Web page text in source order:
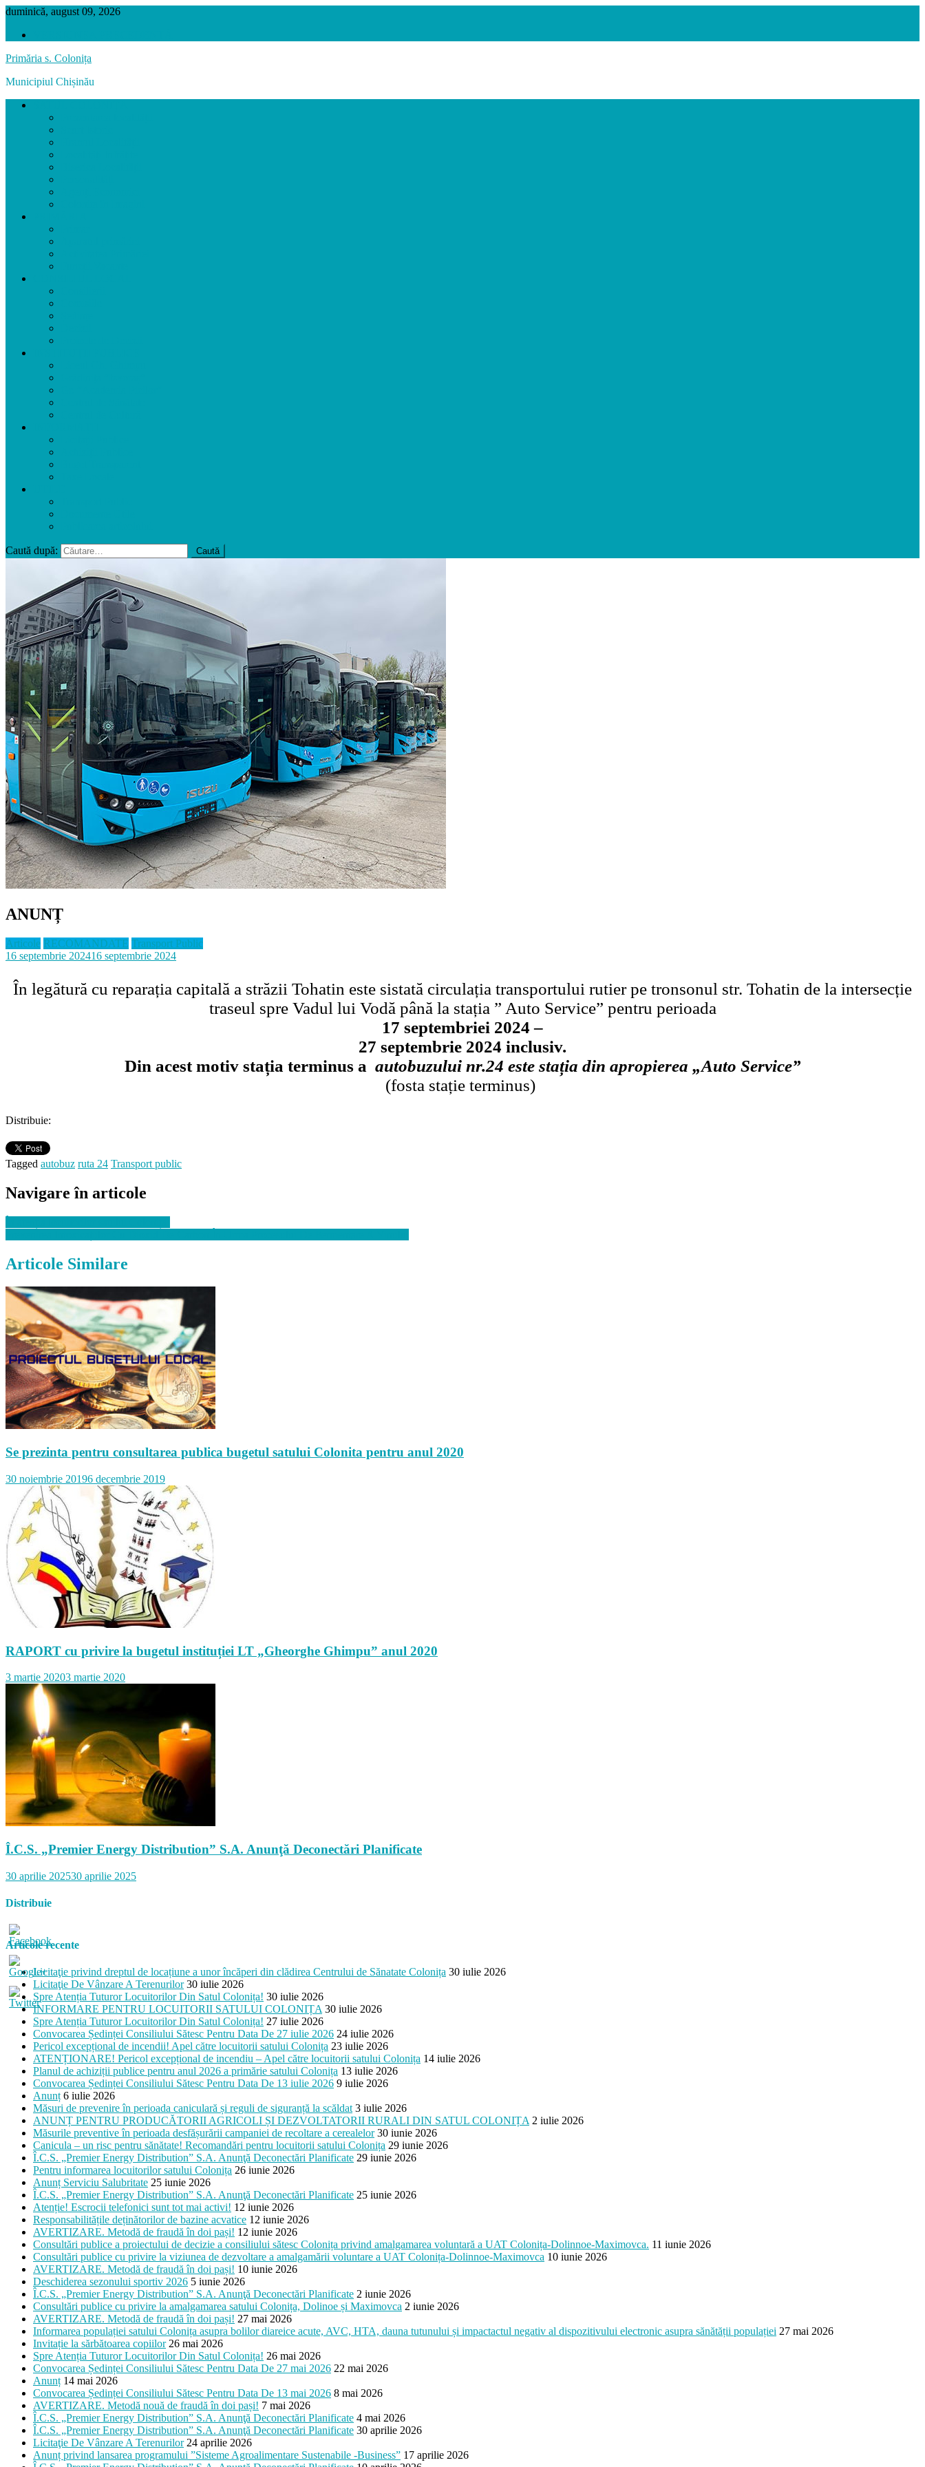
duminică, august 09, 2026
Primăria s. Colonița
Municipiul Chișinău
Caută după:
ANUNȚ
Articole RECOMANDATE Transport Public
16 septembrie 202416 septembrie 2024
În legătură cu reparația capitală a străzii Tohatin este sistată circulația transportului rutier pe tronsonul str. Tohatin de la intersecție
traseul spre Vadul lui Vodă până la stația ” Auto Service” pentru perioada
17 septembriei 2024 –
27 septembrie 2024 inclusiv.
Din acest motiv stația terminus a autobuzului nr.24 este stația din apropierea „Auto Service”
(fosta stație terminus)
Distribuie:
Tagged autobuz ruta 24 Transport public
Navigare în articole
Articole Similare
Se prezinta pentru consultarea publica bugetul satului Colonita pentru anul 2020
30 noiembrie 20196 decembrie 2019
RAPORT cu privire la bugetul instituției LT „Gheorghe Ghimpu” anul 2020
3 martie 20203 martie 2020
Î.C.S. „Premier Energy Distribution” S.A. Anunţă Deconectări Planificate
30 aprilie 202530 aprilie 2025
Distribuie
articole/anunt-
Articole recente
Licitaţie privind dreptul de locațiune a unor încăperi din clădirea Centrului de Sănatate Colonița 30 iulie 2026
Licitaţie De Vânzare A Terenurilor 30 iulie 2026
Spre Atenția Tuturor Locuitorilor Din Satul Colonița! 30 iulie 2026
INFORMARE PENTRU LOCUITORII SATULUI COLONIȚA 30 iulie 2026
Spre Atenția Tuturor Locuitorilor Din Satul Colonița! 27 iulie 2026
Convocarea Ședinței Consiliului Sătesc Pentru Data De 27 iulie 2026 24 iulie 2026
Pericol excepțional de incendii! Apel către locuitorii satului Colonița 23 iulie 2026
ATENȚIONARE! Pericol excepțional de incendiu – Apel către locuitorii satului Colonița 14 iulie 2026
Planul de achiziții publice pentru anul 2026 a primărie satului Colonița 13 iulie 2026
Convocarea Ședinței Consiliului Sătesc Pentru Data De 13 iulie 2026 9 iulie 2026
Anunț 6 iulie 2026
Măsuri de prevenire în perioada caniculară și reguli de siguranță la scăldat 3 iulie 2026
ANUNȚ PENTRU PRODUCĂTORII AGRICOLI ȘI DEZVOLTATORII RURALI DIN SATUL COLONIȚA 2 iulie 2026
Măsurile preventive în perioada desfășurării campaniei de recoltare a cerealelor 30 iunie 2026
Canicula – un risc pentru sănătate! Recomandări pentru locuitorii satului Colonița 29 iunie 2026
Î.C.S. „Premier Energy Distribution” S.A. Anunţă Deconectări Planificate 29 iunie 2026
Pentru informarea locuitorilor satului Colonița 26 iunie 2026
Anunț Serviciu Salubritate 25 iunie 2026
Î.C.S. „Premier Energy Distribution” S.A. Anunţă Deconectări Planificate 25 iunie 2026
Atenție! Escrocii telefonici sunt tot mai activi! 12 iunie 2026
Responsabilitățile deținătorilor de bazine acvatice 12 iunie 2026
AVERTIZARE. Metodă de fraudă în doi pași! 12 iunie 2026
Consultări publice a proiectului de decizie a consiliului sătesc Colonița privind amalgamarea voluntară a UAT Colonița-Dolinnoe-Maximovca. 11 iunie 2026
Consultări publice cu privire la viziunea de dezvoltare a amalgamării voluntare a UAT Colonița-Dolinnoe-Maximovca 10 iunie 2026
AVERTIZARE. Metodă de fraudă în doi pași! 10 iunie 2026
Deschiderea sezonului sportiv 2026 5 iunie 2026
Î.C.S. „Premier Energy Distribution” S.A. Anunţă Deconectări Planificate 2 iunie 2026
Consultări publice cu privire la amalgamarea satului Colonița, Dolinoe și Maximovca 2 iunie 2026
AVERTIZARE. Metodă de fraudă în doi pași! 27 mai 2026
Informarea populației satului Colonița asupra bolilor diareice acute, AVC, HTA, dauna tutunului și impactactul negativ al dispozitivului electronic asupra sănătății populației 27 mai 2026
Invitație la sărbătoarea copiilor 26 mai 2026
Spre Atenția Tuturor Locuitorilor Din Satul Colonița! 26 mai 2026
Convocarea Ședinței Consiliului Sătesc Pentru Data De 27 mai 2026 22 mai 2026
Anunț 14 mai 2026
Convocarea Ședinței Consiliului Sătesc Pentru Data De 13 mai 2026 8 mai 2026
AVERTIZARE. Metodă nouă de fraudă în doi pași! 7 mai 2026
Î.C.S. „Premier Energy Distribution” S.A. Anunţă Deconectări Planificate 4 mai 2026
Î.C.S. „Premier Energy Distribution” S.A. Anunţă Deconectări Planificate 30 aprilie 2026
Licitaţie De Vânzare A Terenurilor 24 aprilie 2026
Anunț privind lansarea programului ”Sisteme Agroalimentare Sustenabile -Business” 17 aprilie 2026